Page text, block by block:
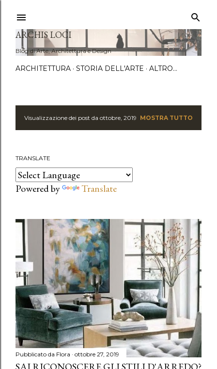
ARCHIS LOCI
Blog di Arte, Architettura e Design
ARCHITETTURA STORIA DELL'ARTE ALTRO…
P
s
t
Visualizzazione dei post da ottobre, 2019 MOSTRA TUTTO
TRANSLATE
Powered by Translate
Pubblicato da Flora ottobre 27, 2019